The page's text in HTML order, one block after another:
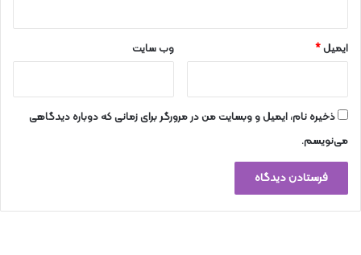
ایمیل* وب‌ سایت
ذخیره نام، ایمیل و وبسایت من در مرورگر برای زمانی که دوباره دیدگاهی
می‌نویسم.